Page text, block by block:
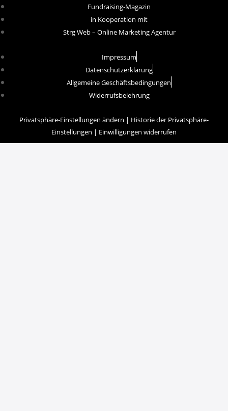
Fundraising-Magazin
in Kooperation mit
Strg Web – Online Marketing Agentur
Impressum
Datenschutzerklärung
Allgemeine Geschäftsbedingungen
Widerrufsbelehrung
Privatsphäre-Einstellungen ändern | Historie der Privatsphäre-
Einstellungen | Einwilligungen widerrufen